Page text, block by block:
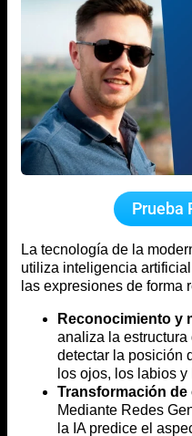
Prueba
La tecnología de la
utiliza inteligencia
las expresiones de forma
Reconocimiento y
analiza la
detectar la posición
los ojos, los labios
Transformación
Mediante Redes
la IA predice el